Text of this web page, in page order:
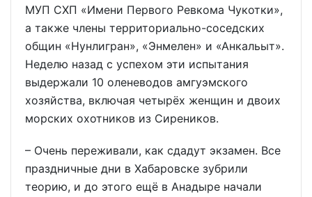
МУП СХП «Имени Первого Ревкома Чукотки»,
а также члены территориально-соседских
общин «Нунлигран», «Энмелен» и «Анкальыт».
Неделю назад с успехом эти испытания
выдержали 10 оленеводов амгуэмского
хозяйства, включая четырёх женщин и двоих
морских охотников из Сиреников.
– Очень переживали, как сдадут экзамен. Все
праздничные дни в Хабаровске зубрили
теорию, и до этого ещё в Анадыре начали